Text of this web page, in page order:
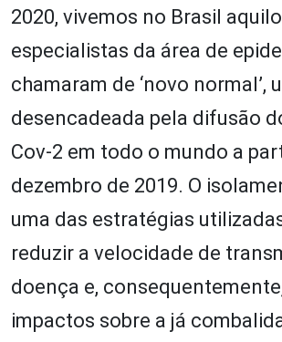
2020, vivemos no Brasil
especialistas da área de
chamaram de ‘novo normal’,
desencadeada pela difusão
Cov-2 em todo o mundo a
dezembro de 2019. O
uma das estratégias
reduzir a velocidade de
doença e,
impactos sobre a já